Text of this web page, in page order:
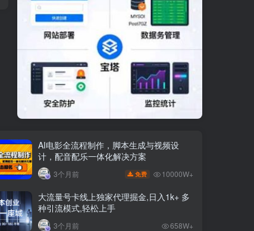
AI电影全流程制作，脚本生成与视频设
计，配音配乐一体化解决方案
3个月前 免费 10000W+
大流量号卡线上独家代理掘金,日入1k+ 多
种引流模式,轻松上手
3个月前 658W+